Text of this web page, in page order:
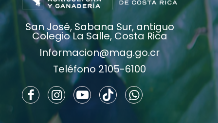
San José, Sabana Sur, antiguo
Colegio La Salle, Costa Rica
Informacion@mag.go.cr
Teléfono 2105-6100